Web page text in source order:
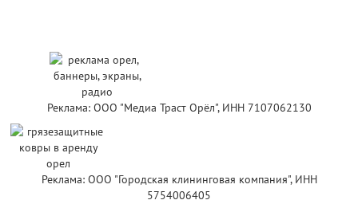
Реклама: ООО "Медиа Траст Орёл", ИНН 7107062130
Реклама: ООО "Городская клининговая компания", ИНН
5754006405